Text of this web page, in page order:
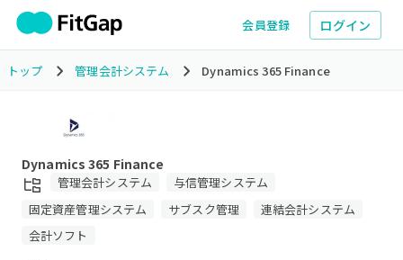
会員登録 ログイン
トップ 管理会計システム Dynamics 365 Finance
Dynamics 365 Finance
管理会計システム
与信管理システム
固定資産管理システム
サブスク管理
連結会計システム
会計ソフト